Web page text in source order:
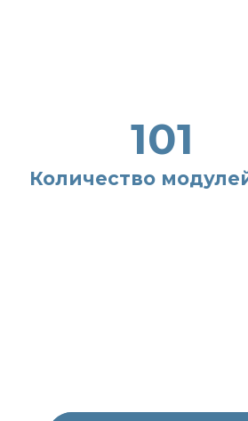
101
Количество
+7 (777) 088-87-00